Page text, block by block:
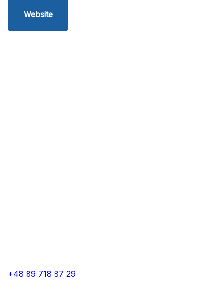
Website
+48 89 718 87 29